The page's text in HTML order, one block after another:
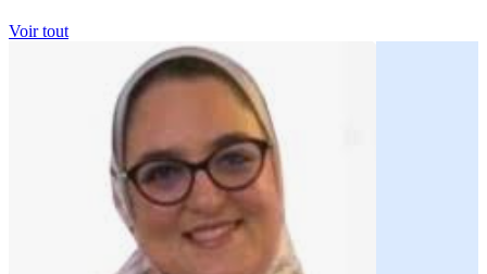
Voir tout